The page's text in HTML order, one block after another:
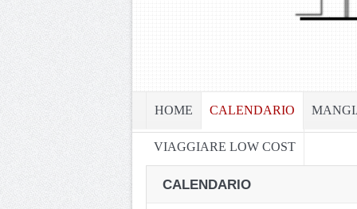
HOME CALENDARIO
VIAGGIARE LOW COST
CALENDARIO